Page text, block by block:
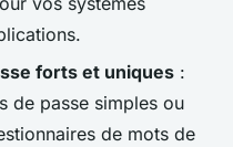
forts et uniques :
de passe simples ou
de mots de